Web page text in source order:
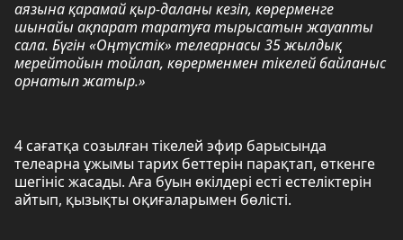
аязына қарамай қыр-даланы кезіп, көрерменге
шынайы ақпарат таратуға тырысатын жауапты
сала. Бүгін «Оңтүстік» телеарнасы 35 жылдық
мерейтойын тойлап, көрерменмен тікелей байланыс
орнатып жатыр.»
4 сағатқа созылған тікелей эфир барысында
телеарна ұжымы тарих беттерін парақтап, өткенге
шегініс жасады. Аға буын өкілдері есті естеліктерін
айтып, қызықты оқиғаларымен бөлісті.